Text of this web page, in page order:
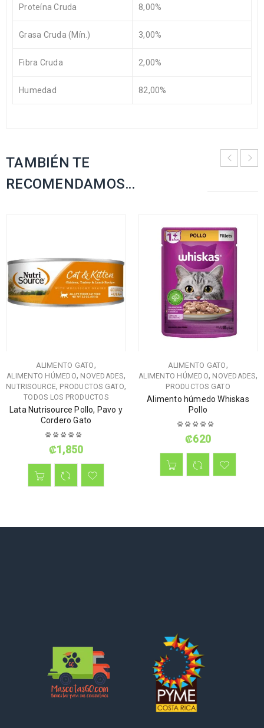
Proteína Cruda 8,00%
Grasa Cruda (Mín.) 3,00%
Fibra Cruda 2,00%
Humedad 82,00%
TAMBIÉN TE
RECOMENDAMOS…
ALIMENTO GATO,
ALIMENTO HÚMEDO, NOVEDADES,
NUTRISOURCE, PRODUCTOS GATO,
TODOS LOS PRODUCTOS
Lata Nutrisource Pollo, Pavo y
Cordero Gato
₡1,850
ALIMENTO GATO,
ALIMENTO HÚMEDO, NOVEDADES,
PRODUCTOS GATO
Alimento húmedo Whiskas
Pollo
₡620